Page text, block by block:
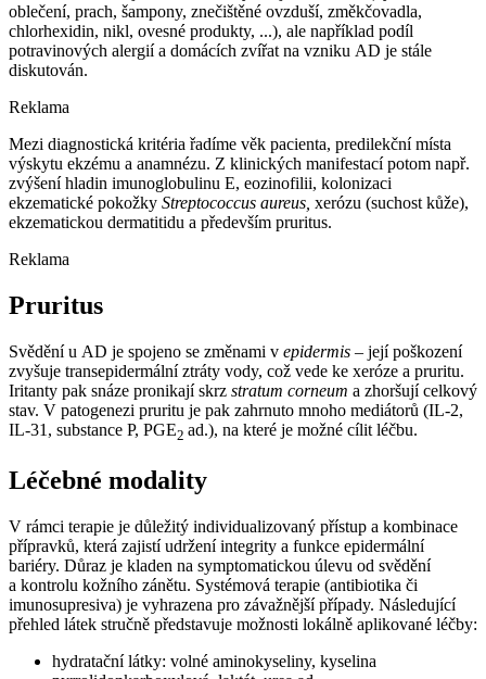
oblečení, prach, šampony, znečištěné ovzduší, změkčovadla,
chlorhexidin, nikl, ovesné produkty, ...), ale například podíl
potravinových alergií a domácích zvířat na vzniku AD je stále
diskutován.
Reklama
Mezi diagnostická kritéria řadíme věk pacienta, predilekční místa
výskytu ekzému a anamnézu. Z klinických manifestací potom např.
zvýšení hladin imunoglobulinu E, eozinofilii, kolonizaci
ekzematické pokožky Streptococcus aureus, xerózu (suchost kůže),
ekzematickou dermatitidu a především pruritus.
Reklama
Pruritus
Svědění u AD je spojeno se změnami v epidermis –⁠ její poškození
zvyšuje transepidermální ztráty vody, což vede ke xeróze a pruritu.
Iritanty pak snáze pronikají skrz stratum corneum a zhoršují celkový
stav. V patogenezi pruritu je pak zahrnuto mnoho mediátorů (IL-2,
IL-31, substance P, PGE2 ad.), na které je možné cílit léčbu.
Léčebné modality
V rámci terapie je důležitý individualizovaný přístup a kombinace
přípravků, která zajistí udržení integrity a funkce epidermální
bariéry. Důraz je kladen na symptomatickou úlevu od svědění
a kontrolu kožního zánětu. Systémová terapie (antibiotika či
imunosupresiva) je vyhrazena pro závažnější případy. Následující
přehled látek stručně představuje možnosti lokálně aplikované léčby:
hydratační látky: volné aminokyseliny, kyselina